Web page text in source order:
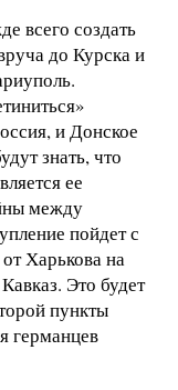
всего создать
до Курска и
и Донское
знать, что
ее
между
пойдет с
Харькова на
Это будет
пункты
германцев